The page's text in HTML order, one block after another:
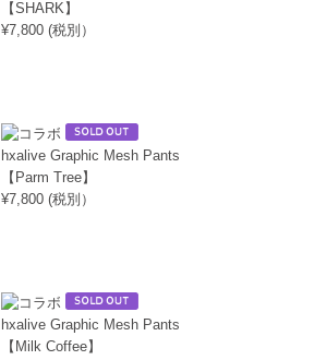
【SHARK】
¥7,800 (税別）
hxalive Graphic Mesh Pants
【Parm Tree】
¥7,800 (税別）
hxalive Graphic Mesh Pants
【Milk Coffee】